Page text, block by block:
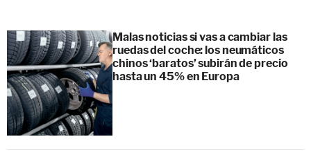
Malas noticias si vas a cambiar las
ruedas del coche: los neumáticos
chinos ‘baratos’ subirán de precio
hasta un 45% en Europa